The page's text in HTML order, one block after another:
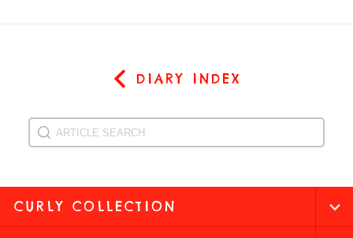
DIARY INDEX
CURLY COLLECTION